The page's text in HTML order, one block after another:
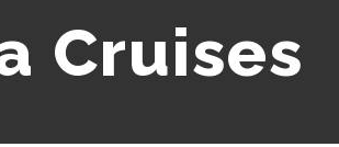
Cruises